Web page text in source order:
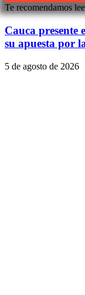
Te recomendamos
Cauca presente
su apuesta por
5 de agosto de 2026